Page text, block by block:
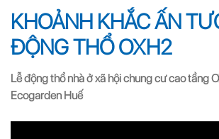
KHOẢNH KHẮC ẤN
ĐỘNG THỔ OXH2
Lễ động thổ nhà ở xã hội chung cư cao tầng
Ecogarden Huế